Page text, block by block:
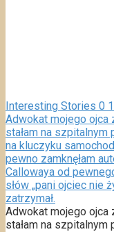
Interesting Stories 0
Adwokat mojego ojca
stałam na
na kluczyku
pewno zamknęłam
Callowaya od
słów „pani ojciec nie
zatrzymał.
Adwokat mojego ojca
stałam na szpitalnym